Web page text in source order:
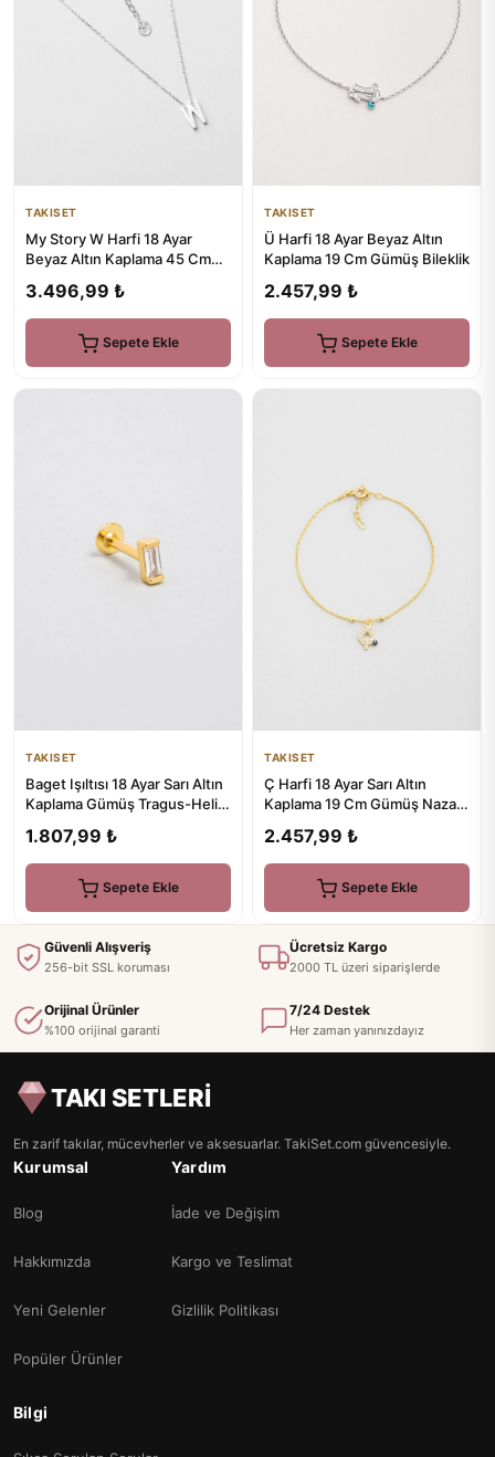
TAKISET
My Story W Harfi 18 Ayar
Beyaz Altın Kaplama 45 Cm
3.496,99 ₺
Sepete Ekle
TAKISET
Ü Harfi 18 Ayar Beyaz Altın
Kaplama 19 Cm Gümüş Bileklik
2.457,99 ₺
Sepete Ekle
TAKISET
Baget Işıltısı 18 Ayar Sarı Altın
Kaplama Gümüş Tragus-Helix
1.807,99 ₺
Sepete Ekle
TAKISET
Ç Harfi 18 Ayar Sarı Altın
Kaplama 19 Cm Gümüş Nazar
2.457,99 ₺
Sepete Ekle
Güvenli Alışveriş
256-bit SSL koruması
Ücretsiz Kargo
2000 TL üzeri siparişlerde
Orijinal Ürünler
%100 orijinal garanti
7/24 Destek
Her zaman yanınızdayız
TAKI SETLERİ
En zarif takılar, mücevherler ve aksesuarlar. TakiSet.com güvencesiyle.
Kurumsal
Blog
Hakkımızda
Yeni Gelenler
Popüler Ürünler
Yardım
İade ve Değişim
Kargo ve Teslimat
Gizlilik Politikası
Bilgi